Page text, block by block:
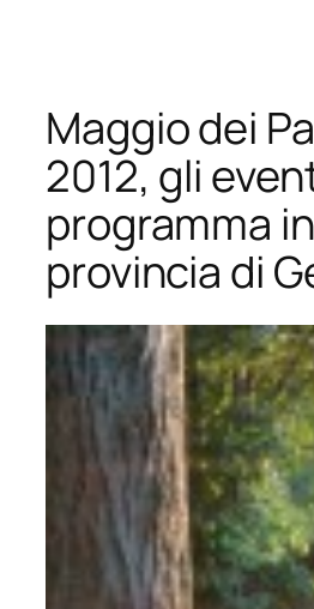
contenuto
Maggio dei
2012, gli
programma in
provincia di